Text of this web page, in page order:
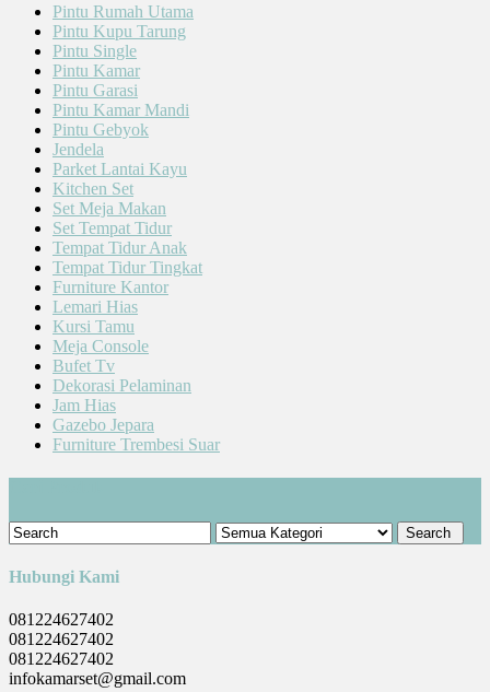
Pintu Rumah Utama
Pintu Kupu Tarung
Pintu Single
Pintu Kamar
Pintu Garasi
Pintu Kamar Mandi
Pintu Gebyok
Jendela
Parket Lantai Kayu
Kitchen Set
Set Meja Makan
Set Tempat Tidur
Tempat Tidur Anak
Tempat Tidur Tingkat
Furniture Kantor
Lemari Hias
Kursi Tamu
Meja Console
Bufet Tv
Dekorasi Pelaminan
Jam Hias
Gazebo Jepara
Furniture Trembesi Suar
Hubungi Kami
081224627402
081224627402
081224627402
infokamarset@gmail.com